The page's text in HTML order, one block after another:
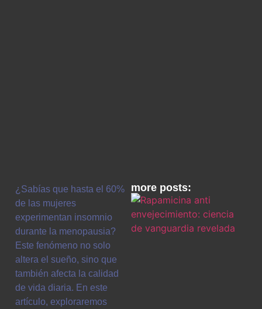
¿Sabías que hasta el 60%
de las mujeres
experimentan insomnio
durante la menopausia?
Este fenómeno no solo
altera el sueño, sino que
también afecta la calidad
de vida diaria. En este
artículo, exploraremos
more posts: